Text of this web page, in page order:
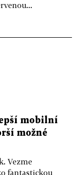
mobilní
možné
Vezme
fantastickou